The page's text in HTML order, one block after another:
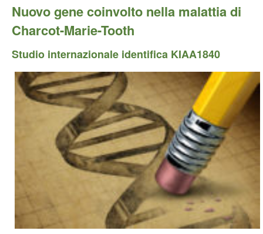
Nuovo gene coinvolto nella malattia di
Charcot-Marie-Tooth
Studio internazionale identifica KIAA1840